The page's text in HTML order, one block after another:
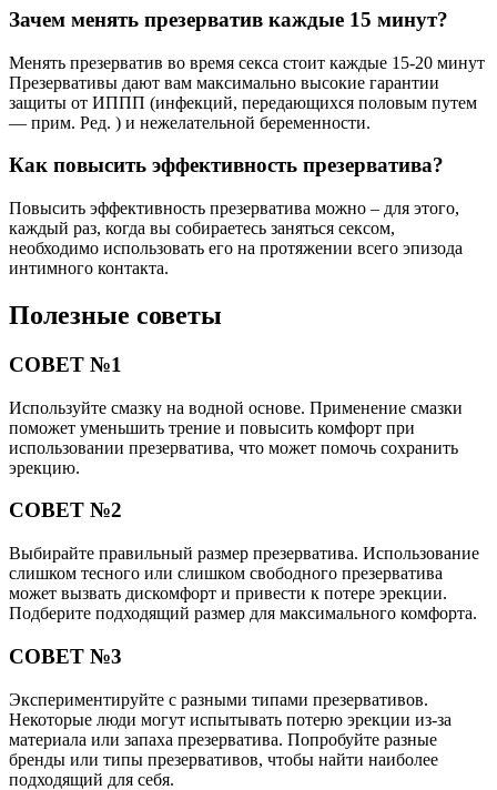
Зачем менять презерватив каждые 15 минут?
Менять презерватив во время секса стоит каждые 15-20 минут
Презервативы дают вам максимально высокие гарантии
защиты от ИППП (инфекций, передающихся половым путем
— прим. Ред. ) и нежелательной беременности.
Как повысить эффективность презерватива?
Повысить эффективность презерватива можно – для этого,
каждый раз, когда вы собираетесь заняться сексом,
необходимо использовать его на протяжении всего эпизода
интимного контакта.
Полезные советы
СОВЕТ №1
Используйте смазку на водной основе. Применение смазки
поможет уменьшить трение и повысить комфорт при
использовании презерватива, что может помочь сохранить
эрекцию.
СОВЕТ №2
Выбирайте правильный размер презерватива. Использование
слишком тесного или слишком свободного презерватива
может вызвать дискомфорт и привести к потере эрекции.
Подберите подходящий размер для максимального комфорта.
СОВЕТ №3
Экспериментируйте с разными типами презервативов.
Некоторые люди могут испытывать потерю эрекции из-за
материала или запаха презерватива. Попробуйте разные
бренды или типы презервативов, чтобы найти наиболее
подходящий для себя.